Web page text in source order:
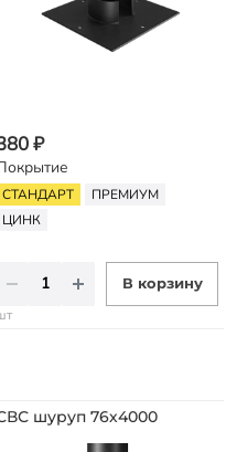
₽
СТАНДАРТ
ПРЕМИУМ
ЦИНК
В корзину
шуруп 76х4000